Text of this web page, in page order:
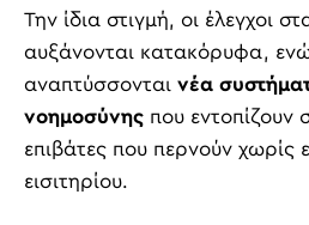
Την ίδια στιγμή, οι έλεγχοι
αυξάνονται κατακόρυφα,
αναπτύσσονται νέα
νοημοσύνης που εντοπίζουν
επιβάτες που περνούν χωρίς
εισιτηρίου.